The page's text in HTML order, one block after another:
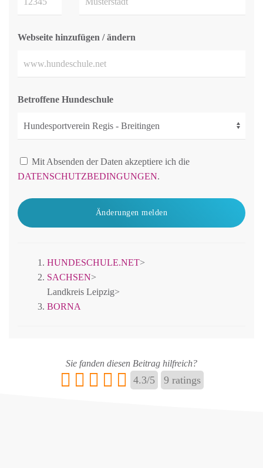
Webseite hinzufügen / ändern
Betroffene Hundeschule
Mit Absenden der Daten akzeptiere ich die
DATENSCHUTZBEDINGUNGEN.
Änderungen melden
HUNDESCHULE.NET>
SACHSEN>
Landkreis Leipzig>
BORNA
Sie fanden diesen Beitrag hilfreich?
4.3/5 9ratings